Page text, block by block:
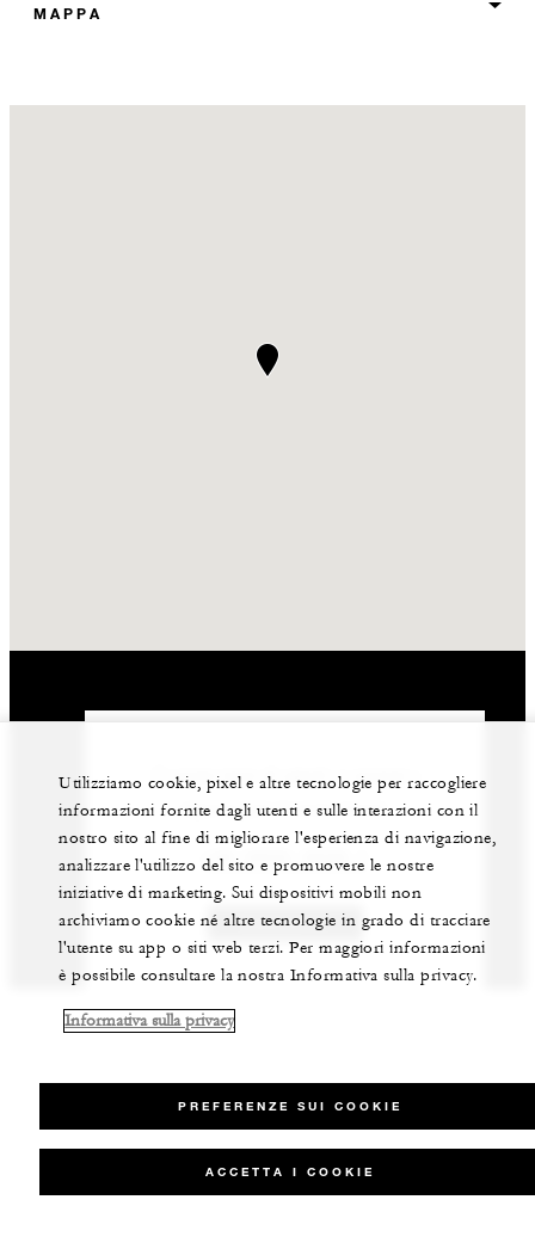
Il nostro team di esperti vi aiuterà a
organizzare il vostro evento.
+39 (055) 2626 1
CONTATTI
Utilizziamo cookie, pixel e altre tecnologie per raccogliere
informazioni fornite dagli utenti e sulle interazioni con il
nostro sito al fine di migliorare l'esperienza di navigazione,
analizzare l'utilizzo del sito e promuovere le nostre
iniziative di marketing. Sui dispositivi mobili non
archiviamo cookie né altre tecnologie in grado di tracciare
l'utente su app o siti web terzi. Per maggiori informazioni
è possibile consultare la nostra Informativa sulla privacy.
Informativa sulla privacy
PREFERENZE SUI COOKIE
ACCETTA I COOKIE